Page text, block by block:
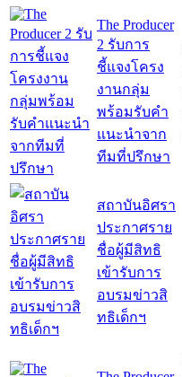
The Producer
2 รับการ
ชี้แจงโครง
งานกลุ่ม
พร้อมรับคำ
แนะนำจาก
ทีมที่ปรึกษา
สถาบันอิศรา
ประกาศราย
ชื่อผู้มีสิทธิ
เข้ารับการ
อบรมข่าวสิ
ทธิเด็กฯ